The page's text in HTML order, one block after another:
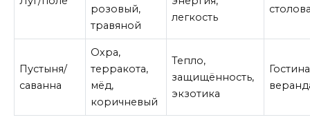
розовый,
травяной
легкость
Пустыня/
саванна
Охра,
терракота,
мёд,
коричневый
Тепло,
защищённость,
экзотика